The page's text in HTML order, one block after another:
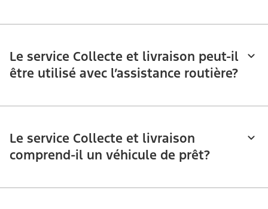
Le service Collecte et livraison peut-il
être utilisé avec l’assistance routière?
Le service Collecte et livraison
comprend-il un véhicule de prêt?